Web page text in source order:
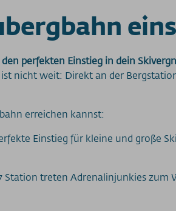
perfekten Einstieg in dein
nicht weit: Direkt an der
erreichen kannst:
Einstieg für kleine und große
Station treten Adrenalinjunkies zum